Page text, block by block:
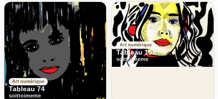
Art numérique
Tableau 74
soittoimeme
Art numérique
Tableau 158
soittoimeme